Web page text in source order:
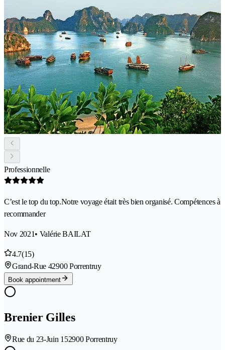
Professionnelle
C’est le top du top.Notre voyage était très bien organisé. Compétences à
recommander
Nov 2021• Valérie BAILAT
4.7(15)
Grand-Rue 42900 Porrentruy
Book appointment
Brenier Gilles
Rue du 23-Juin 152900 Porrentruy